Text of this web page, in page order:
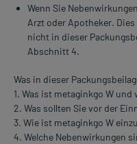
Wenn Sie
Arzt oder Apotheker.
nicht in dieser
Abschnitt 4.
Was in dieser
1. Was ist metaginkgo W
2. Was sollten Sie vor der
3. Wie ist metaginkgo W
4. Welche Nebenwirkungen